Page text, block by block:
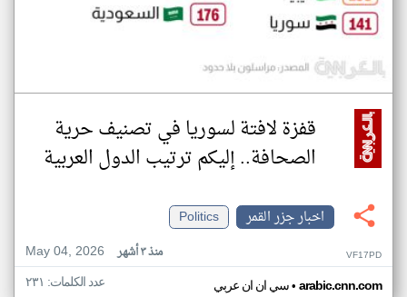
قفزة لافتة لسوريا في تصنيف حرية
الصحافة.. إليكم ترتيب الدول العربية
اخبار جزر القمر
Politics
May 04, 2026
منذ ٣ أشهر VF17PD
سي ان ان عربي• arabic.cnn.com عدد الكلمات: ٢٣١